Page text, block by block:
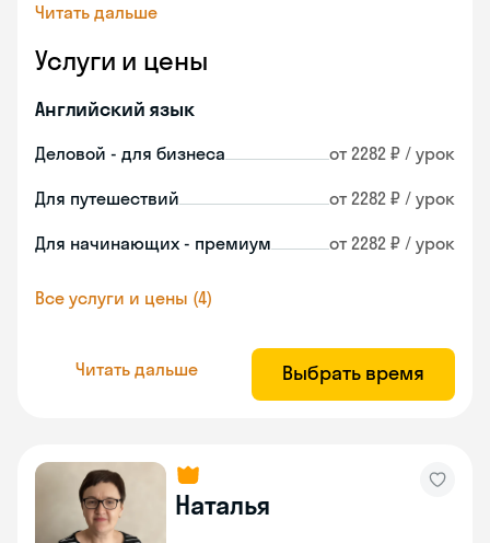
Читать дальше
Услуги и цены
Английский язык
Деловой - для бизнеса от 2282 ₽ / урок
Для путешествий от 2282 ₽ / урок
Для начинающих - премиум от 2282 ₽ / урок
Все услуги и цены (4)
Читать дальше Выбрать время
Наталья